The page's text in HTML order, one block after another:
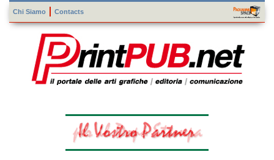
Chi Siamo Contacts